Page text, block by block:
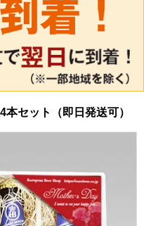
本セット（即日発送可）